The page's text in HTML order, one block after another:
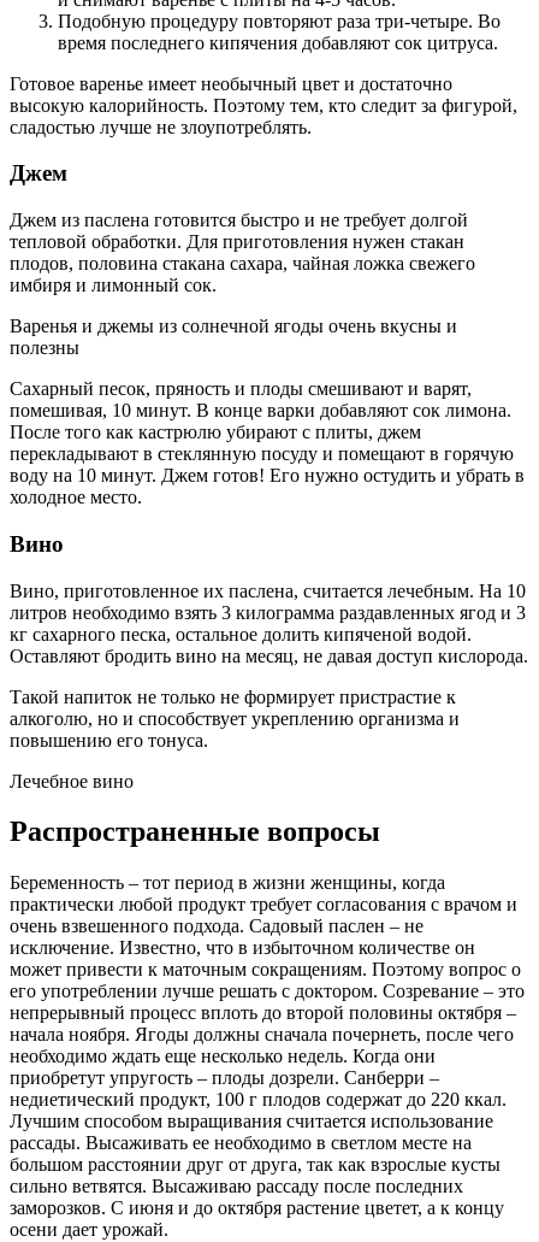
Подобную процедуру повторяют раза три-четыре. Во
время последнего кипячения добавляют сок цитруса.
Готовое варенье имеет необычный цвет и достаточно
высокую калорийность. Поэтому тем, кто следит за фигурой,
сладостью лучше не злоупотреблять.
Джем
Джем из паслена готовится быстро и не требует долгой
тепловой обработки. Для приготовления нужен стакан
плодов, половина стакана сахара, чайная ложка свежего
имбиря и лимонный сок.
Варенья и джемы из солнечной ягоды очень вкусны и
полезны
Сахарный песок, пряность и плоды смешивают и варят,
помешивая, 10 минут. В конце варки добавляют сок лимона.
После того как кастрюлю убирают с плиты, джем
перекладывают в стеклянную посуду и помещают в горячую
воду на 10 минут. Джем готов! Его нужно остудить и убрать в
холодное место.
Вино
Вино, приготовленное их паслена, считается лечебным. На 10
литров необходимо взять 3 килограмма раздавленных ягод и 3
кг сахарного песка, остальное долить кипяченой водой.
Оставляют бродить вино на месяц, не давая доступ кислорода.
Такой напиток не только не формирует пристрастие к
алкоголю, но и способствует укреплению организма и
повышению его тонуса.
Лечебное вино
Распространенные вопросы
Беременность – тот период в жизни женщины, когда
практически любой продукт требует согласования с врачом и
очень взвешенного подхода. Садовый паслен – не
исключение. Известно, что в избыточном количестве он
может привести к маточным сокращениям. Поэтому вопрос о
его употреблении лучше решать с доктором. Созревание – это
непрерывный процесс вплоть до второй половины октября –
начала ноября. Ягоды должны сначала почернеть, после чего
необходимо ждать еще несколько недель. Когда они
приобретут упругость – плоды дозрели. Санберри –
недиетический продукт, 100 г плодов содержат до 220 ккал.
Лучшим способом выращивания считается использование
рассады. Высаживать ее необходимо в светлом месте на
большом расстоянии друг от друга, так как взрослые кусты
сильно ветвятся. Высаживаю рассаду после последних
заморозков. С июня и до октября растение цветет, а к концу
осени дает урожай.